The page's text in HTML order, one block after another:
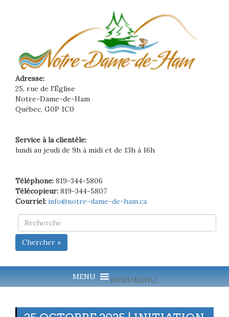
Adresse:
25, rue de l'Église
Notre-Dame-de-Ham
Québec, G0P 1C0
Service à la clientèle:
lundi au jeudi de 9h à midi et de 13h à 16h
Téléphone: 819-344-5806
Télécopieur: 819-344-5807
Courriel: info@notre-dame-de-ham.ca
Chercher »
MENUMENU